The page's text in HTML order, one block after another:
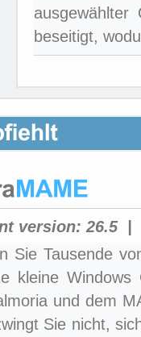
beseitigt,
version: 26.5|
Sie Tausende
kleine Windows
und dem
Sie nicht,